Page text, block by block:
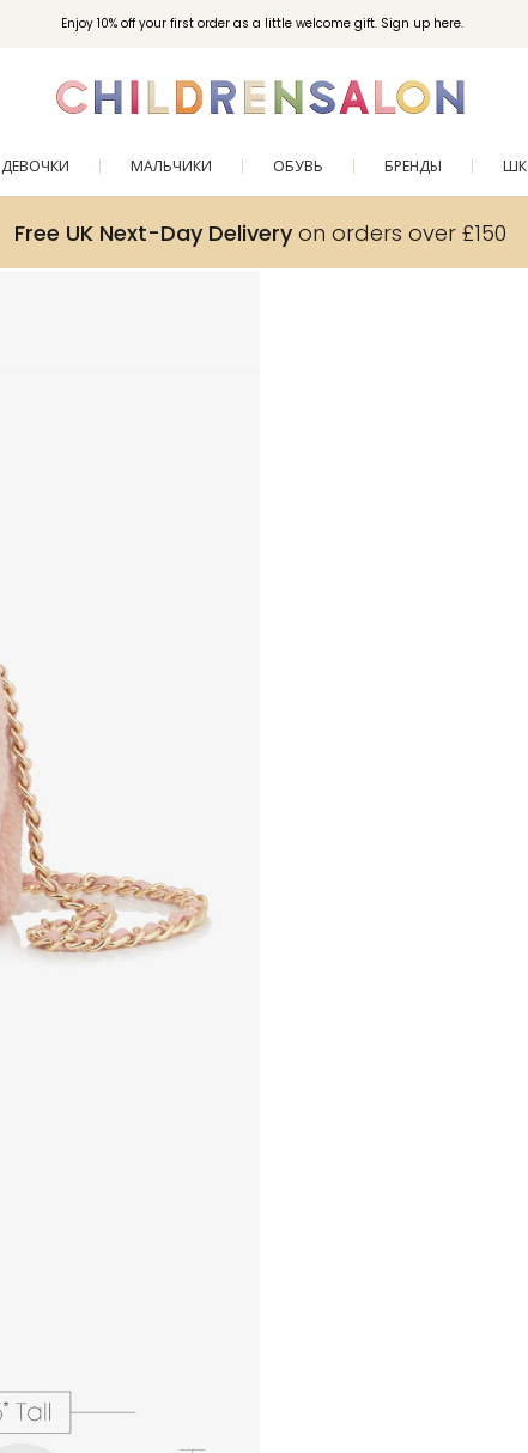
Enjoy 10% off your first order as a little welcome gift. Sign up here.
ДЕВОЧКИ МАЛЬЧИКИ ОБУВЬ БРЕНДЫ
Free UK Next-Day Deliveryon orders over £150